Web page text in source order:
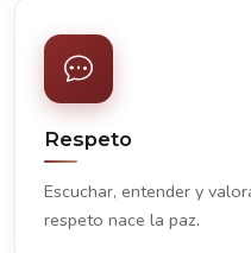
Respeto
Escuchar, entender y
respeto nace la paz.